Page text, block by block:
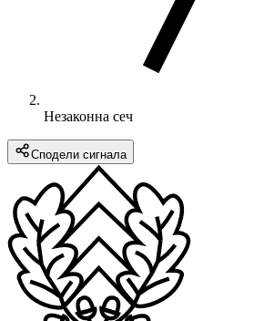
Незаконна сеч
Сподели сигнала